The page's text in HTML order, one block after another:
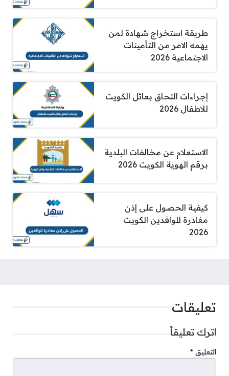
طريقة استخراج شهادة لمن
يهمه الامر من التأمينات
الاجتماعية 2026
إجراءات التحاق بعائل الكويت
للاطفال 2026
الاستعلام عن مخالفات البلدية
برقم الهوية الكويت 2026
كيفية الحصول على إذن
مغادرة للوافدين الكويت
2026
تعليقات
اترك تعليقاً
التعليق *